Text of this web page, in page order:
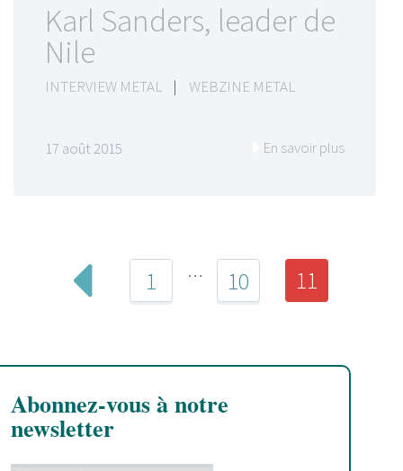
Karl Sanders, leader de
Nile
INTERVIEW METAL | WEBZINE METAL
17 août 2015 En savoir plus
1 … 10 11
Abonnez-vous à notre
newsletter